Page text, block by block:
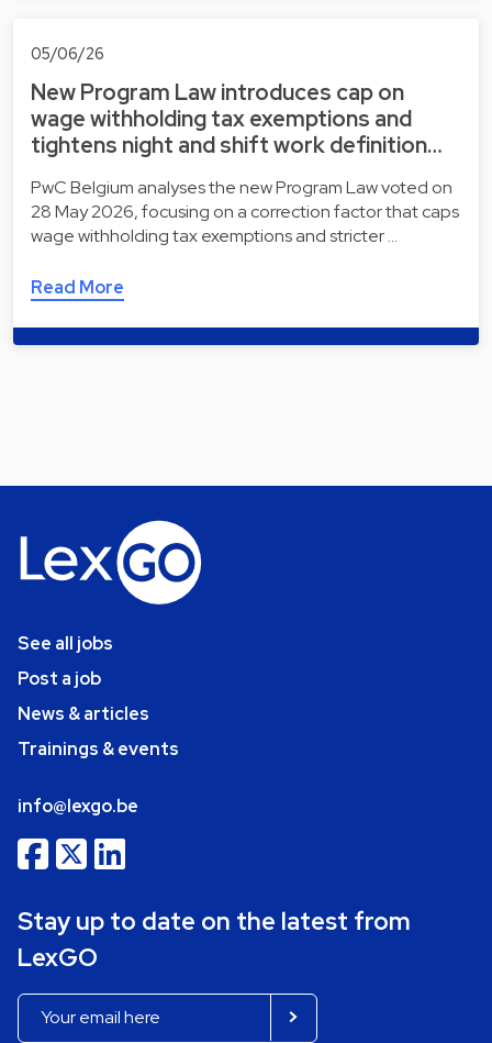
05/06/26
New Program Law introduces cap on
wage withholding tax exemptions and
tightens night and shift work definition…
PwC Belgium analyses the new Program Law voted on
28 May 2026, focusing on a correction factor that caps
wage withholding tax exemptions and stricter …
Read More
See all jobs
Post a job
News & articles
Trainings & events
info@lexgo.be
Stay up to date on the latest from
LexGO